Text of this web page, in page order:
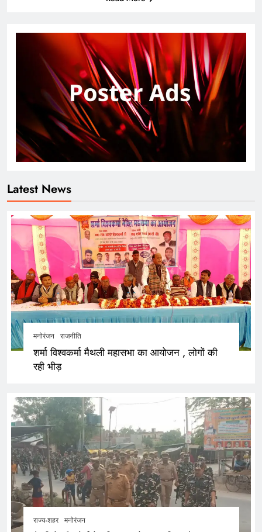
Latest News
मनोरंजन राजनीति
शर्मा विश्वकर्मा मैथली महासभा का आयोजन , लोगों की
रही भीड़
राज्य-शहर मनोरंजन